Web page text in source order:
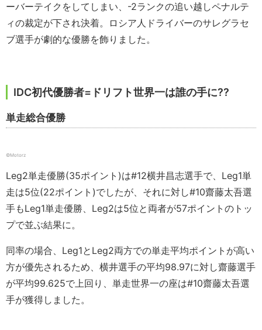
ーバーテイクをしてしまい、-2ランクの追い越しペナルテ
ィの裁定が下され決着。ロシア人ドライバーのサレグラセ
ブ選手が劇的な優勝を飾りました。
IDC初代優勝者=ドリフト世界一は誰の手に??
単走総合優勝
©️Motorz
Leg2単走優勝(35ポイント)は#12横井昌志選手で、Leg1単
走は5位(22ポイント)でしたが、それに対し#10齋藤太吾選
手もLeg1単走優勝、Leg2は5位と両者が57ポイントのトッ
プで並ぶ結果に。
同率の場合、Leg1とLeg2両方での単走平均ポイントが高い
方が優先されるため、横井選手の平均98.97に対し齋藤選手
が平均99.625で上回り、単走世界一の座は#10齋藤太吾選
手が獲得しました。